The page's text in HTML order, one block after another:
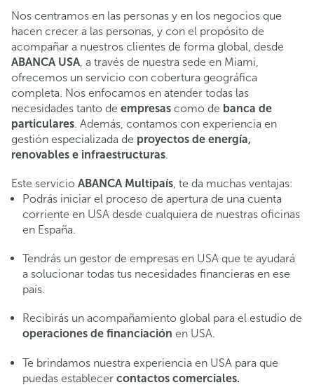
Nos centramos en las personas y en los negocios que
hacen crecer a las personas, y con el propósito de
acompañar a nuestros clientes de forma global, desde
ABANCA USA, a través de nuestra sede en Miami,
ofrecemos un servicio con cobertura geográfica
completa. Nos enfocamos en atender todas las
necesidades tanto de empresas como de banca de
particulares. Además, contamos con experiencia en
gestión especializada de proyectos de energía,
renovables e infraestructuras.
Este servicio ABANCA Multipaís, te da muchas ventajas:
Podrás iniciar el proceso de apertura de una cuenta
corriente en USA desde cualquiera de nuestras oficinas
en España.
Tendrás un gestor de empresas en USA que te ayudará
a solucionar todas tus necesidades financieras en ese
país.
Recibirás un acompañamiento global para el estudio de
operaciones de financiación en USA.
Te brindamos nuestra experiencia en USA para que
puedas establecer contactos comerciales.